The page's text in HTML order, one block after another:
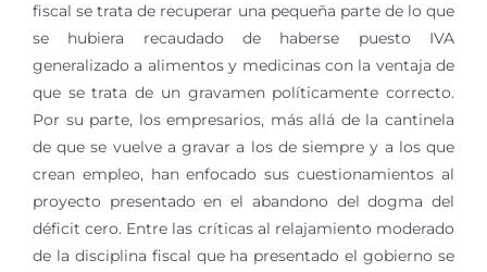
fiscal se trata de recuperar una pequeña parte de lo que
se hubiera recaudado de haberse puesto IVA
generalizado a alimentos y medicinas con la ventaja de
que se trata de un gravamen políticamente correcto.
Por su parte, los empresarios, más allá de la cantinela
de que se vuelve a gravar a los de siempre y a los que
crean empleo, han enfocado sus cuestionamientos al
proyecto presentado en el abandono del dogma del
déficit cero. Entre las críticas al relajamiento moderado
de la disciplina fiscal que ha presentado el gobierno se